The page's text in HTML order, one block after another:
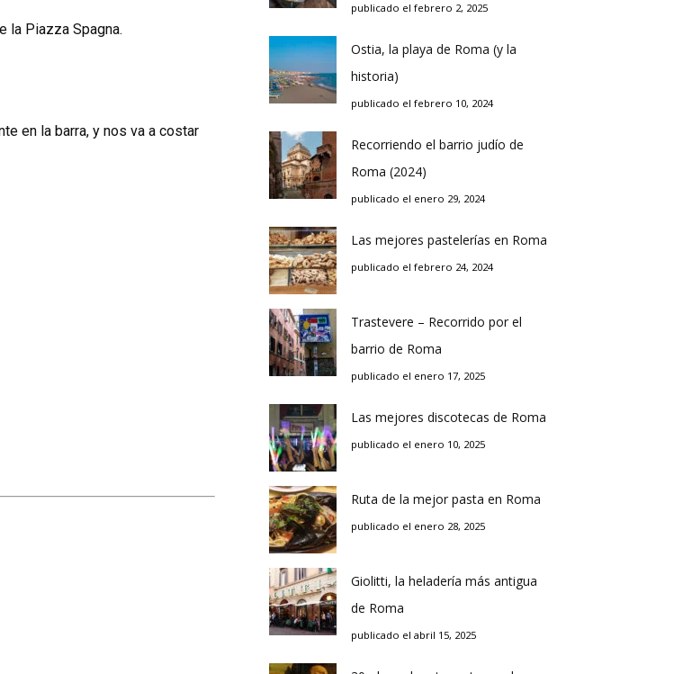
la Piazza Spagna.
en la barra, y nos va a costar
publicado el febrero 2, 2025
Ostia, la playa de Roma (y la
historia)
publicado el febrero 10, 2024
Recorriendo el barrio judío de
Roma (2024)
publicado el enero 29, 2024
Las mejores pastelerías en Roma
publicado el febrero 24, 2024
Trastevere – Recorrido por el
barrio de Roma
publicado el enero 17, 2025
Las mejores discotecas de Roma
publicado el enero 10, 2025
Ruta de la mejor pasta en Roma
publicado el enero 28, 2025
Giolitti, la heladería más antigua
de Roma
publicado el abril 15, 2025